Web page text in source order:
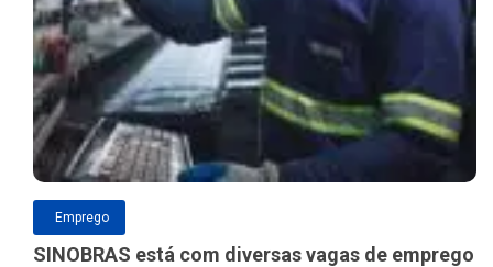
Emprego
SINOBRAS está com diversas vagas de emprego